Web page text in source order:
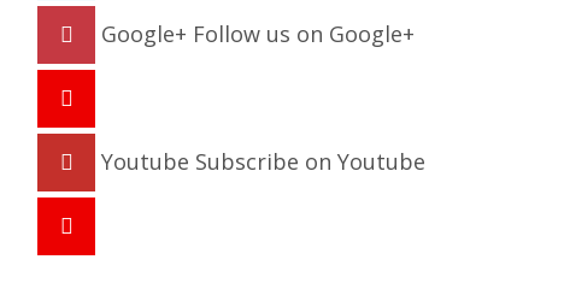
Google+ Follow us on Google+
Youtube Subscribe on Youtube